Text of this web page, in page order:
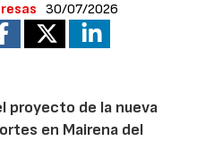
30/07/2026
proyecto de la nueva
en Mairena del